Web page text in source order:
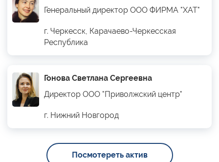
Генеральный директор ООО ФИРМА "ХАТ"
г. Черкесск, Карачаево-Черкесская
Республика
Гонова Светлана Сергеевна
Директор ООО "Приволжский центр"
г. Нижний Новгород
Посмотереть актив